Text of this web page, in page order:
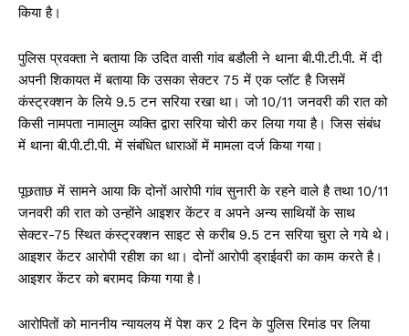
किया है।
पुलिस प्रवक्ता ने बताया कि उदित वासी गांव बडौली ने थाना बी.पी.टी.पी. में दी
अपनी शिकायत में बताया कि उसका सेक्टर 75 में एक प्लॉट है जिसमें
कंस्ट्रक्शन के लिये 9.5 टन सरिया रखा था। जो 10/11 जनवरी की रात को
किसी नामपता नामालुम व्यक्ति द्वारा सरिया चोरी कर लिया गया है। जिस संबंध
में थाना बी.पी.टी.पी. में संबंधित धाराओं में मामला दर्ज किया गया।
पूछताछ में सामने आया कि दोनों आरोपी गांव सुनारी के रहने वाले है तथा 10/11
जनवरी की रात को उन्होंने आइशर केंटर व अपने अन्य साथियों के साथ
सेक्टर-75 स्थित कंस्ट्रक्शन साइट से करीब 9.5 टन सरिया चुरा ले गये थे।
आइशर केंटर आरोपी रहीश का था। दोनों आरोपी ड्राईवरी का काम करते है।
आइशर केंटर को बरामद किया गया है।
आरोपितों को माननीय न्यायलय में पेश कर 2 दिन के पुलिस रिमांड पर लिया